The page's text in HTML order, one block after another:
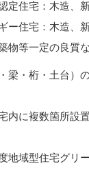
画認定住宅
ー住宅：木造
物等一定の良
・桁・土台）
に複数箇所設
域型住宅グリ